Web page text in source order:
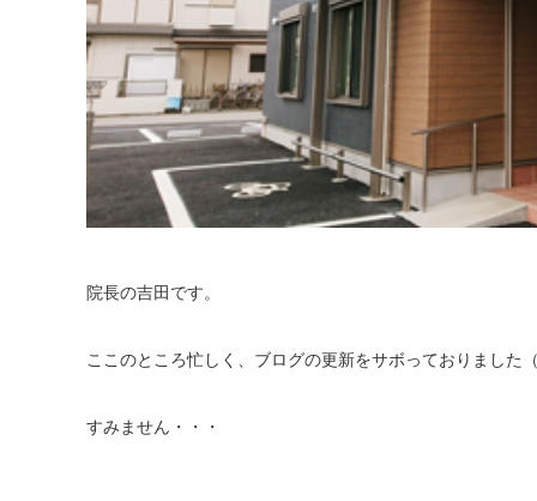
院長の吉田です。
ここのところ忙しく、ブログの更新をサボっておりました
すみません・・・